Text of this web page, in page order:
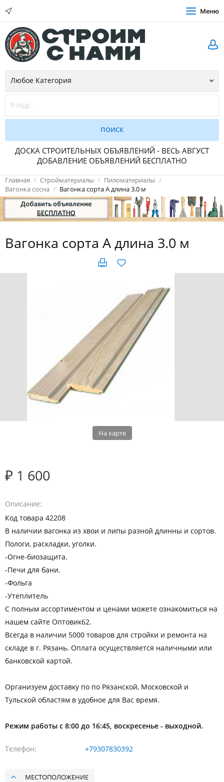
Меню
ДОСКА СТРОИТЕЛЬНЫХ ОБЪЯВЛЕНИЙ - ВЕСЬ АВГУСТ
ДОБАВЛЕНИЕ ОБЪЯВЛЕНИЙ БЕСПЛАТНО
Главная Стройматериалы
Пиломатериалы
Вагонка сосна
Вагонка сорта А длина 3.0 м
Вагонка сорта А длина 3.0 м
На карте
₽ 1 600
Описание
Код товара 42208
В наличии вагонка из хвои и липы разной длинны и сортов.
Пологи, раскладки, уголки.
-Огне-биозащита.
-Печи для бани.
-Фольга
-Утеплитель
С полным ассортиментом и ценами можете ознакомиться на
нашем сайте Оптовик62.
Всегда в наличии 5000 товаров для стройки и ремонта на
складе в г. Рязань. Оплата осуществляется наличными или
банковской картой.
Организуем доставку по по Рязанской, Московской и
Тульской областям в удобное для Вас время.
Режим работы с 8:00 до 16:45, воскресенье - выходной.
Телефон +79307830392
МЕСТОПОЛОЖЕНИЕ